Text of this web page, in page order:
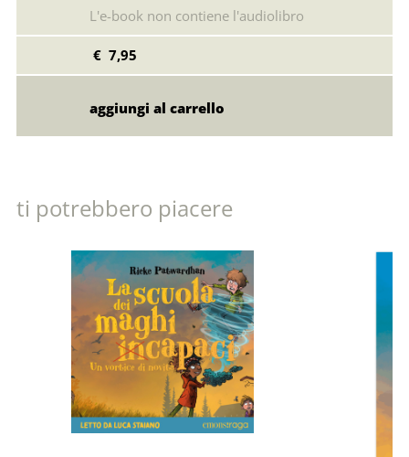
L'e-book non contiene l'audiolibro
€ 7,95
ti potrebbero piacere